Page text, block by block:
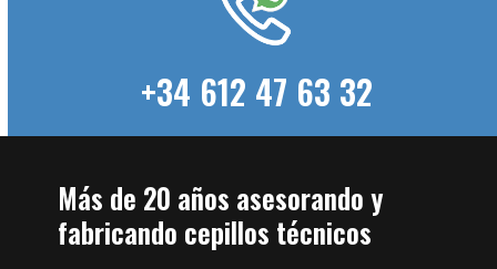
+34 612 47 63 32
Más de 20 años asesorando y
fabricando cepillos técnicos